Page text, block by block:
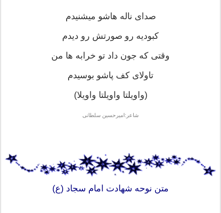
صدای ناله هاشو میشنیدم
کبودیه رو صورتش رو دیدم
وقتی که جون داد تو خرابه ها من
تاولای کف پاشو بوسیدم
(واویلتا واویلتا واویلا)
شاعر:امیرحسین سلطانی
متن نوحه شهادت امام سجاد (ع)